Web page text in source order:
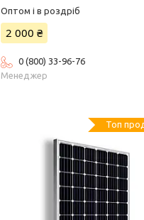
Оптом і в роздріб
2 000 ₴
0 (800) 33-96-76
Менеджер
Топ